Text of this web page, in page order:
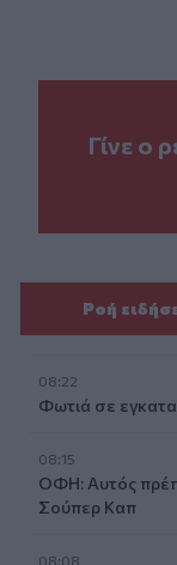
Γίνε ο
Ροή
08:22
Φωτιά σε
08:15
ΟΦΗ: Αυτός
Σούπερ Καπ
08:08